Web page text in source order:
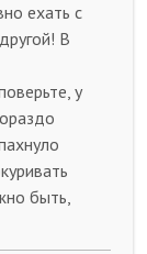
ехать с
В
у
быть,